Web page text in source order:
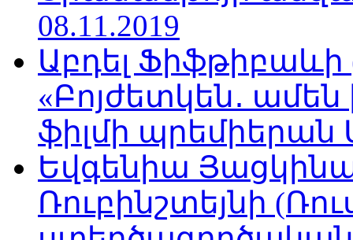
08.11.2019
Աբդել
«Բոյժետկեն․
ֆիլմի պրեմիերան
Եվգենիա
Ռուբինշտեյնի